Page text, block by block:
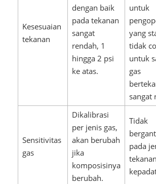
Kesesuaian
tekanan
dengan baik
pada tekanan
sangat
rendah, 1
hingga 2 psi
ke atas.
untuk
yang
tidak
untuk
gas
sangat
Sensitivitas
gas
Dikalibrasi
per jenis gas,
akan berubah
jika
komposisinya
berubah.
Tidak
pada